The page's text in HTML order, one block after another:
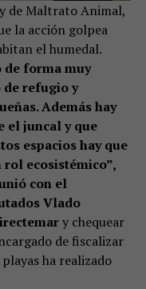
de Maltrato Animal,
la acción golpea
el humedal.
de forma muy
refugio y
Además hay
el juncal y que
espacios hay que
ecosistémico”,
con el
Vlado
y chequear
de fiscalizar
ha realizado